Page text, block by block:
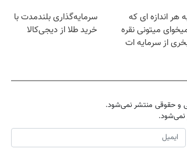
هر اندازه ای که
میتونی نقره
از سرمایه ات
سرمایه‌گذاری بلندمدت با
خرید طلا از دیجی‌کالا
و حقوقی منتشر نمی‌شود.
نمی‌شود.